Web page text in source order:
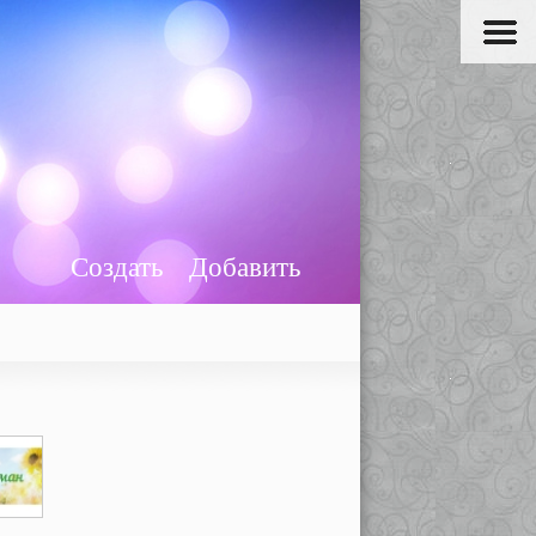
Добавить
Создать